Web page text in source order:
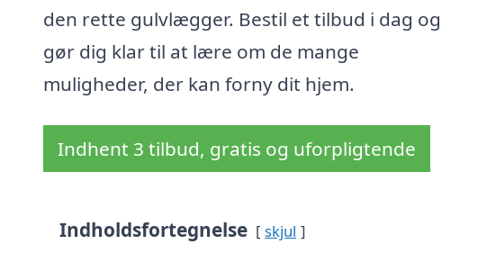
den rette gulvlægger. Bestil et tilbud i dag og
gør dig klar til at lære om de mange
muligheder, der kan forny dit hjem.
Indhent 3 tilbud, gratis og uforpligtende
Indholdsfortegnelse skjul